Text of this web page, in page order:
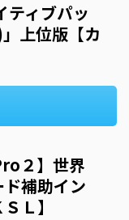
ティブパッ
上位版【カ
２】世界
補助イン
Ｌ】